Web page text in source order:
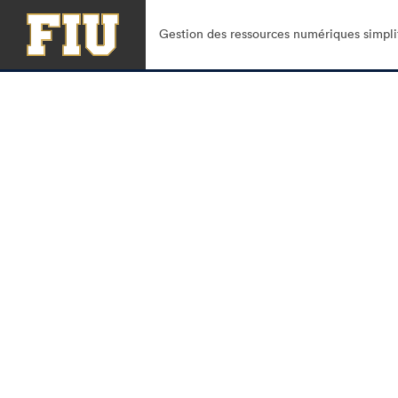
Gestion des ressources numériques